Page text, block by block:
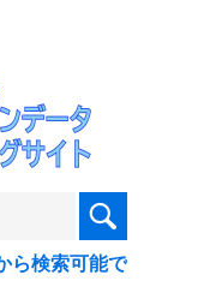
ら検索可能で